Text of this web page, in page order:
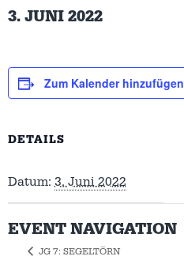
3. JUNI 2022
Zum Kalender hinzufügen
DETAILS
Datum: 3. Juni 2022
EVENT NAVIGATION
JG 7: SEGELTÖRN